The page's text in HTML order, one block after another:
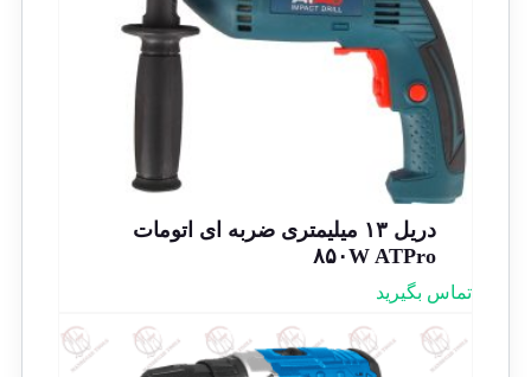
دریل ۱۳ میلیمتری ضربه ای اتومات
۸۵۰W ATPro
تماس بگیرید